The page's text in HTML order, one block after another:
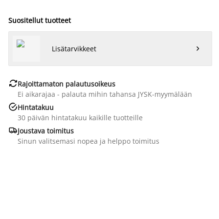
Suositellut tuotteet
Lisätarvikkeet 
Rajoittamaton palautusoikeus
Ei aikarajaa - palauta mihin tahansa JYSK-myymälään
Hintatakuu
30 päivän hintatakuu kaikille tuotteille
Joustava toimitus
Sinun valitsemasi nopea ja helppo toimitus